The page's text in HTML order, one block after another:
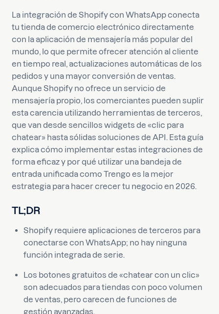
La integración de Shopify con WhatsApp conecta
tu tienda de comercio electrónico directamente
con la aplicación de mensajería más popular del
mundo, lo que permite ofrecer atención al cliente
en tiempo real, actualizaciones automáticas de los
pedidos y una mayor conversión de ventas.
Aunque Shopify no ofrece un servicio de
mensajería propio, los comerciantes pueden suplir
esta carencia utilizando herramientas de terceros,
que van desde sencillos widgets de «clic para
chatear» hasta sólidas soluciones de API. Esta guía
explica cómo implementar estas integraciones de
forma eficaz y por qué utilizar una bandeja de
entrada unificada como Trengo es la mejor
estrategia para hacer crecer tu negocio en 2026.
TL;DR
Shopify requiere aplicaciones de terceros para
conectarse con WhatsApp; no hay ninguna
función integrada de serie.
Los botones gratuitos de «chatear con un clic»
son adecuados para tiendas con poco volumen
de ventas, pero carecen de funciones de
gestión avanzadas.